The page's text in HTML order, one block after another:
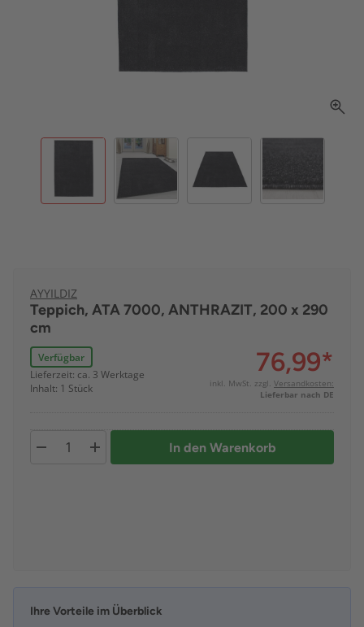
AYYILDIZ
Teppich, ATA 7000, ANTHRAZIT, 200 x 290
cm
Verfügbar
Lieferzeit: ca. 3 Werktage
Inhalt: 1 Stück
76,99*
inkl. MwSt. zzgl. Versandkosten:
Lieferbar nach DE
In den Warenkorb
Ihre Vorteile im Überblick